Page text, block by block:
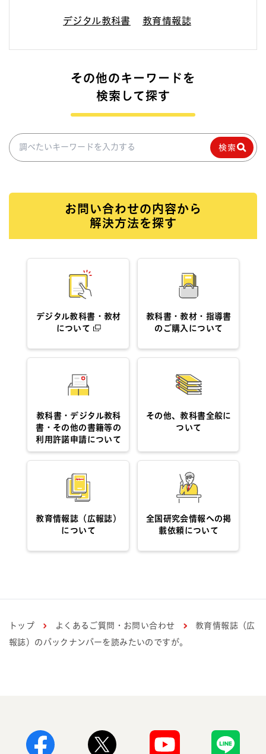
デジタル教科書 教育情報誌
その他のキーワードを
検索して探す
調べたいキーワードを入力
検索
お問い合わせの内容から
解決方法を探す
デジタル教科書・教材
について
教科書・教材・指導書
のご購入について
教科書・デジタル教科
書・その他の書籍等の
利用許諾申請について
その他、教科書全般に
ついて
教育情報誌（広報誌）
について
全国研究会情報への掲
載依頼について
トップ よくあるご質問・お問い合わせ
教育情報誌（広
報誌）のバックナンバーを読みたいのですが。